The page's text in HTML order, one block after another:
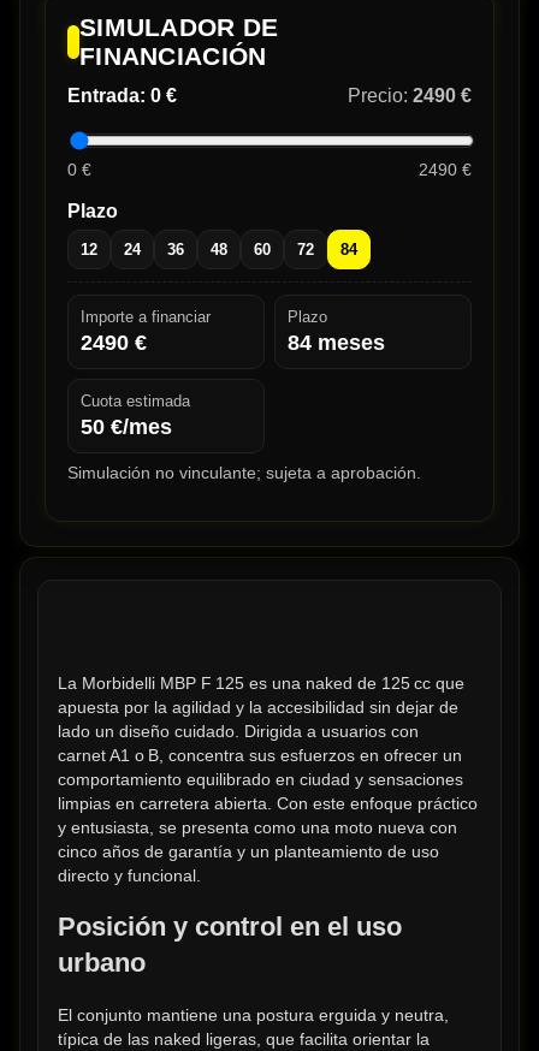
SIMULADOR DE
FINANCIACIÓN
Entrada: 0 € Precio: 2490 €
0 € 2490 €
Plazo
12 24 36 48 60 72 84
Importe a financiar
2490 €
Plazo
84 meses
Cuota estimada
50 €/mes
Simulación no vinculante; sujeta a aprobación.
La Morbidelli MBP F 125 es una naked de 125 cc que
apuesta por la agilidad y la accesibilidad sin dejar de
lado un diseño cuidado. Dirigida a usuarios con
carnet A1 o B, concentra sus esfuerzos en ofrecer un
comportamiento equilibrado en ciudad y sensaciones
limpias en carretera abierta. Con este enfoque práctico
y entusiasta, se presenta como una moto nueva con
cinco años de garantía y un planteamiento de uso
directo y funcional.
Posición y control en el uso
urbano
El conjunto mantiene una postura erguida y neutra,
típica de las naked ligeras, que facilita orientar la